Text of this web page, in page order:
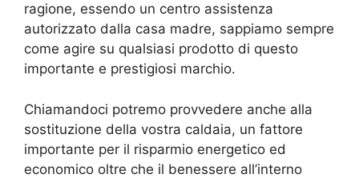
ragione, essendo un centro assistenza
autorizzato dalla casa madre, sappiamo sempre
come agire su qualsiasi prodotto di questo
importante e prestigiosi marchio.
Chiamandoci potremo provvedere anche alla
sostituzione della vostra caldaia, un fattore
importante per il risparmio energetico ed
economico oltre che il benessere all’interno